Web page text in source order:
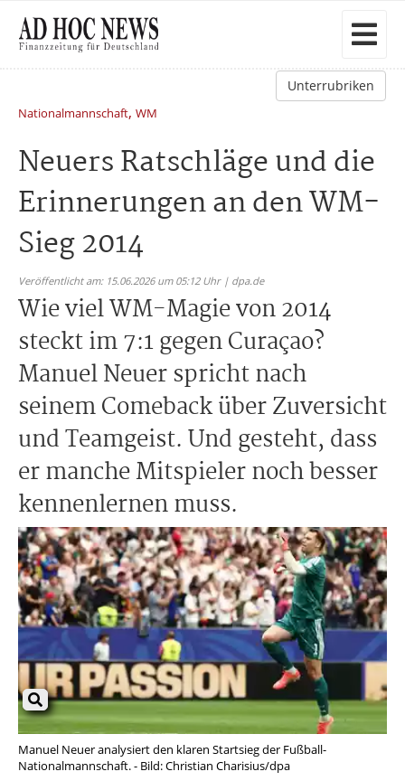
Unterrubriken
Nationalmannschaft, WM
Neuers Ratschläge und die
Erinnerungen an den WM-
Sieg 2014
Veröffentlicht am: 15.06.2026 um 05:12 Uhr | dpa.de
Wie viel WM-Magie von 2014
steckt im 7:1 gegen Curaçao?
Manuel Neuer spricht nach
seinem Comeback über Zuversicht
und Teamgeist. Und gesteht, dass
er manche Mitspieler noch besser
kennenlernen muss.
Manuel Neuer analysiert den klaren Startsieg der Fußball-
Nationalmannschaft. - Bild: Christian Charisius/dpa